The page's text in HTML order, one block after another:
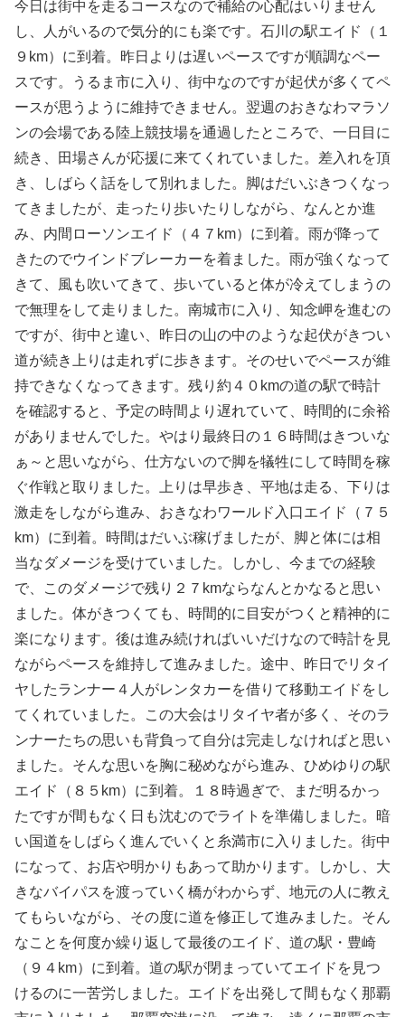
今日は街中を走るコースなので補給の心配はいりません
し、人がいるので気分的にも楽です。石川の駅エイド（１
９km）に到着。昨日よりは遅いペースですが順調なペー
スです。うるま市に入り、街中なのですが起伏が多くてペ
ースが思うように維持できません。翌週のおきなわマラソ
ンの会場である陸上競技場を通過したところで、一日目に
続き、田場さんが応援に来てくれていました。差入れを頂
き、しばらく話をして別れました。脚はだいぶきつくなっ
てきましたが、走ったり歩いたりしながら、なんとか進
み、内間ローソンエイド（４７km）に到着。雨が降って
きたのでウインドブレーカーを着ました。雨が強くなって
きて、風も吹いてきて、歩いていると体が冷えてしまうの
で無理をして走りました。南城市に入り、知念岬を進むの
ですが、街中と違い、昨日の山の中のような起伏がきつい
道が続き上りは走れずに歩きます。そのせいでペースが維
持できなくなってきます。残り約４０kmの道の駅で時計
を確認すると、予定の時間より遅れていて、時間的に余裕
がありませんでした。やはり最終日の１６時間はきついな
ぁ～と思いながら、仕方ないので脚を犠牲にして時間を稼
ぐ作戦と取りました。上りは早歩き、平地は走る、下りは
激走をしながら進み、おきなわワールド入口エイド（７５
km）に到着。時間はだいぶ稼げましたが、脚と体には相
当なダメージを受けていました。しかし、今までの経験
で、このダメージで残り２７kmならなんとかなると思い
ました。体がきつくても、時間的に目安がつくと精神的に
楽になります。後は進み続ければいいだけなので時計を見
ながらペースを維持して進みました。途中、昨日でリタイ
ヤしたランナー４人がレンタカーを借りて移動エイドをし
てくれていました。この大会はリタイヤ者が多く、そのラ
ンナーたちの思いも背負って自分は完走しなければと思い
ました。そんな思いを胸に秘めながら進み、ひめゆりの駅
エイド（８５km）に到着。１８時過ぎで、まだ明るかっ
たですが間もなく日も沈むのでライトを準備しました。暗
い国道をしばらく進んでいくと糸満市に入りました。街中
になって、お店や明かりもあって助かります。しかし、大
きなバイパスを渡っていく橋がわからず、地元の人に教え
てもらいながら、その度に道を修正して進みました。そん
なことを何度か繰り返して最後のエイド、道の駅・豊崎
（９４km）に到着。道の駅が閉まっていてエイドを見つ
けるのに一苦労しました。エイドを出発して間もなく那覇